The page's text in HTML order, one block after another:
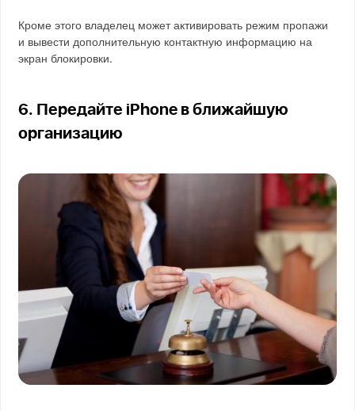
Кроме этого владелец может активировать режим пропажи
и вывести дополнительную контактную информацию на
экран блокировки.
6. Передайте iPhone в ближайшую
организацию